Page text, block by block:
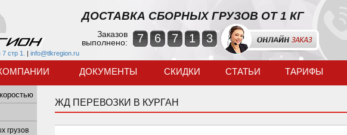
стр 1. | info@tlkregion.ru
ДОСТАВКА СБОРНЫХ ГРУЗОВ ОТ 1 КГ
Заказов
выполнено:
7 6 7 1 3
ДОКУМЕНТЫ СКИДКИ СТАТЬИ ТАРИФЫ
ЖД ПЕРЕВОЗКИ В КУРГАН
грузов